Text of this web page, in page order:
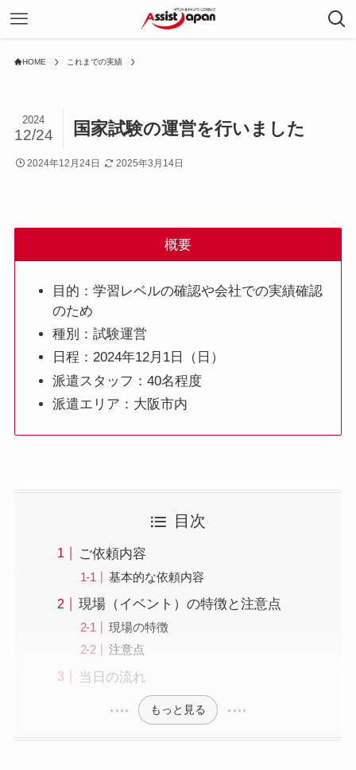
HOME これまでの実績
国家試験の運営を行いました
2024
12/24
2024年12月24日 2025年3月14日
概要
目的：学習レベルの確認や会社での実績確認
のため
種別：試験運営
日程：2024年12月1日（日 ）
派遣スタッフ：40名程度
派遣エリア：大阪市内
目次
ご依頼内容
基本的な依頼内容
現場（イベント）の特徴と注意点
現場の特徴
注意点
当日の流れ
もっと見る